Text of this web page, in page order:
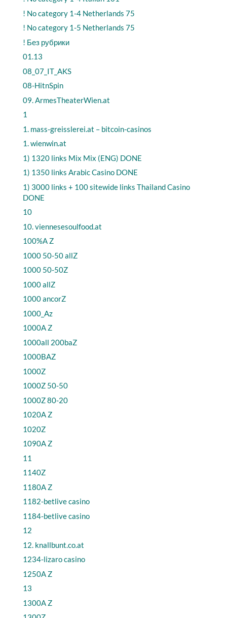
! No category 1-4 Netherlands 75
! No category 1-5 Netherlands 75
! Без рубрики
01.13
08_07_IT_AKS
08-HitnSpin
09. ArmesTheaterWien.at
1
1. mass-greisslerei.at – bitcoin-casinos
1. wienwin.at
1) 1320 links Mix Mix (ENG) DONE
1) 1350 links Arabic Casino DONE
1) 3000 links + 100 sitewide links Thailand Casino
DONE
10
10. viennesesoulfood.at
100%A Z
1000 50-50 allZ
1000 50-50Z
1000 allZ
1000 ancorZ
1000_Az
1000A Z
1000all 200baZ
1000BAZ
1000Z
1000Z 50-50
1000Z 80-20
1020A Z
1020Z
1090A Z
11
1140Z
1180A Z
1182-betlive casino
1184-betlive casino
12
12. knallbunt.co.at
1234-lizaro casino
1250A Z
13
1300A Z